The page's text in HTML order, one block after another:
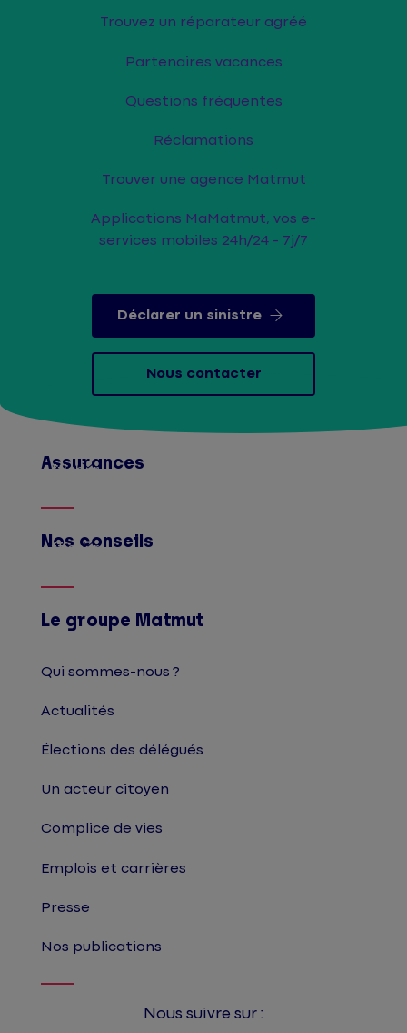
Trouvez un réparateur agréé
Partenaires vacances
Questions fréquentes
Réclamations
Trouver une agence Matmut
Applications MaMatmut, vos e-
services mobiles 24h/24 - 7j/7
Déclarer un sinistre
Nous contacter
Assurances
Afficher
Nos conseils
Afficher
Le groupe Matmut
Qui sommes-nous ?
Actualités
Élections des délégués
Un acteur citoyen
Complice de vies
Emplois et carrières
Presse
Nos publications
Nous suivre sur :